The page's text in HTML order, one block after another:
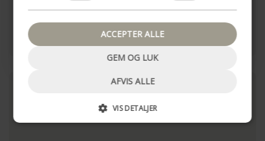
109,00 kr 85,00 kr 109,00 kr
Nej tak, luk pop up
GEM OG LUK
ACCEPTER ALLE
AFVIS ALLE
VIS DETALJER